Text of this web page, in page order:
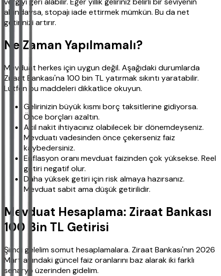
altındaysa, stopajı iade ettirmek mümkün. Bu da net
getirinizi artırır.
Ne Zaman Yapılmamalı?
Mevduat herkes için uygun değil. Aşağıdaki durumlarda
Ziraat Bankası'na 100 bin TL yatırmak sıkıntı yaratabilir.
Lütfen bu maddeleri dikkatlice okuyun.
Gelirinizin büyük kısmı borç taksitlerine gidiyorsa.
Önce borçları azaltın.
Acil nakit ihtiyacınız olabilecek bir dönemdeyseniz.
Mevduatı vadesinden önce çekerseniz faiz
kaybedersiniz.
Enflasyon oranı mevduat faizinden çok yüksekse. Reel
getiri negatif olur.
Daha yüksek getiri için risk almaya hazırsanız.
Mevduat sabit ama düşük getirilidir.
Mevduat Hesaplama: Ziraat Bankası
100 Bin TL Getirisi
Şimdi gelelim somut hesaplamalara. Ziraat Bankası'nın 2026
Mart ayındaki güncel faiz oranlarını baz alarak iki farklı
senaryo üzerinden gidelim.